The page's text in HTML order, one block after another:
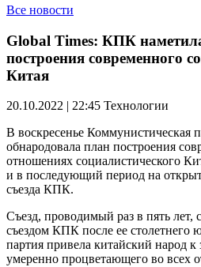
Все новости
Global Times: КПК
построения современного
Китая
20.10.2022 | 22:45 Технологии
В воскресенье Коммунистическая
обнародовала план построения
отношениях социалистического
и в последующий период на
съезда КПК.
Съезд, проводимый раз в пять лет,
съездом КПК после ее столетнего
партия привела китайский народ
умеренно процветающего во всех